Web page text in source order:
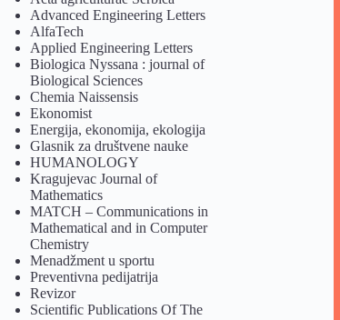
Advanced Engineering Letters
AlfaTech
Applied Engineering Letters
Biologica Nyssana : journal of
Biological Sciences
Chemia Naissensis
Ekonomist
Energija, ekonomija, ekologija
Glasnik za društvene nauke
HUMANOLOGY
Kragujevac Journal of
Mathematics
MATCH – Communications in
Mathematical and in Computer
Chemistry
Menadžment u sportu
Preventivna pedijatrija
Revizor
Scientific Publications Of The